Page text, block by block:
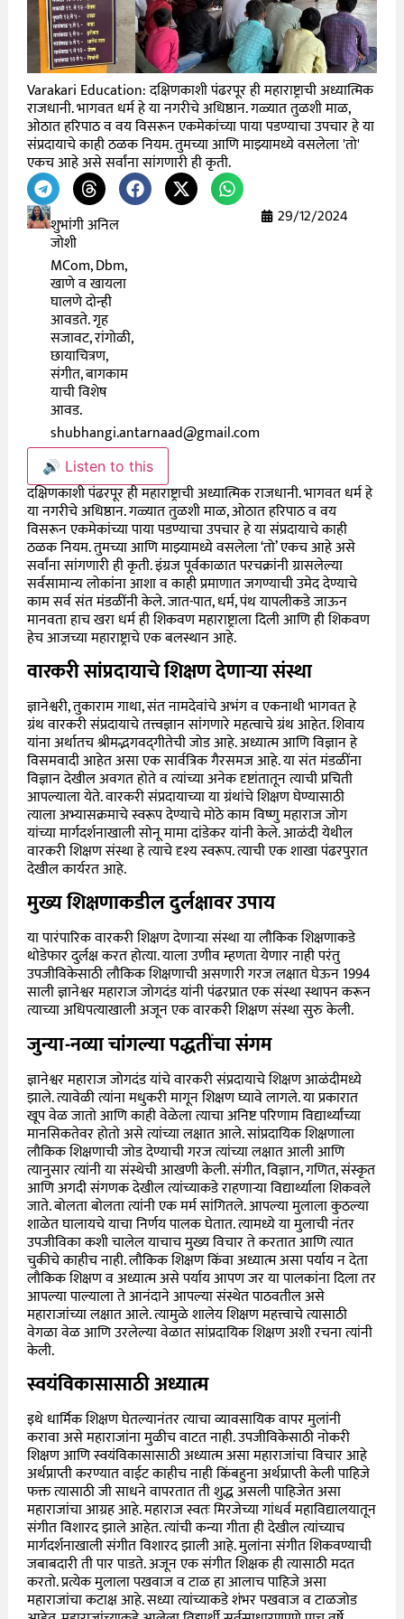
Varakari Education: दक्षिणकाशी पंढरपूर ही महाराष्ट्राची अध्यात्मिक
राजधानी. भागवत धर्म हे या नगरीचे अधिष्ठान. गळ्यात तुळशी माळ,
ओठात हरिपाठ व वय विसरून एकमेकांच्या पाया पडण्याचा उपचार हे या
संप्रदायाचे काही ठळक नियम. तुमच्या आणि माझ्यामध्ये वसलेला 'तो'
एकच आहे असे सर्वांना सांगणारी ही कृती.
शुभांगी अनिल
जोशी
MCom, Dbm,
खाणे व खायला
घालणे दोन्ही
आवडते. गृह
सजावट, रांगोळी,
छायाचित्रण,
संगीत, बागकाम
याची विशेष
आवड.
shubhangi.antarnaad@gmail.com
29/12/2024
🔊 Listen to this
दक्षिणकाशी पंढरपूर ही महाराष्ट्राची अध्यात्मिक राजधानी. भागवत धर्म हे
या नगरीचे अधिष्ठान. गळ्यात तुळशी माळ, ओठात हरिपाठ व वय
विसरून एकमेकांच्या पाया पडण्याचा उपचार हे या संप्रदायाचे काही
ठळक नियम. तुमच्या आणि माझ्यामध्ये वसलेला ‘तो’ एकच आहे असे
सर्वांना सांगणारी ही कृती. इंग्रज पूर्वकाळात परचक्रांनी ग्रासलेल्या
सर्वसामान्य लोकांना आशा व काही प्रमाणात जगण्याची उमेद देण्याचे
काम सर्व संत मंडळींनी केले. जात-पात, धर्म, पंथ यापलीकडे जाऊन
मानवता हाच खरा धर्म ही शिकवण महाराष्ट्राला दिली आणि ही शिकवण
हेच आजच्या महाराष्ट्राचे एक बलस्थान आहे.
वारकरी सांप्रदायाचे शिक्षण देणाऱ्या संस्था
ज्ञानेश्वरी, तुकाराम गाथा, संत नामदेवांचे अभंग व एकनाथी भागवत हे
ग्रंथ वारकरी संप्रदायाचे तत्त्वज्ञान सांगणारे महत्वाचे ग्रंथ आहेत. शिवाय
यांना अर्थातच श्रीम‌द्भगवद्‌‌गीतेची जोड आहे. अध्यात्म आणि विज्ञान हे
विसमवादी आहेत असा एक सार्वत्रिक गैरसमज आहे. या संत मंडळींना
विज्ञान देखील अवगत होते व त्यांच्या अनेक दृष्टांतातून त्याची प्रचिती
आपल्याला येते. वारकरी संप्रदायाच्या या ग्रंथांचे शिक्षण घेण्यासाठी
त्याला अभ्यासक्रमाचे स्वरूप देण्याचे मोठे काम विष्णु महाराज जोग
यांच्या मार्गदर्शनाखाली सोनू मामा दांडेकर यांनी केले. आळंदी येथील
वारकरी शिक्षण संस्था हे त्याचे दृश्य स्वरूप. त्याची एक शाखा पंढरपुरात
देखील कार्यरत आहे.
मुख्य शिक्षणाकडील दुर्लक्षावर उपाय
या पारंपारिक वारकरी शिक्षण देणाऱ्या संस्था या लौकिक शिक्षणाकडे
थोडेफार दुर्लक्ष करत होत्या. याला उणीव म्हणता येणार नाही परंतु
उपजीविकेसाठी लौकिक शिक्षणाची असणारी गरज लक्षात घेऊन 1994
साली ज्ञानेश्वर महाराज जोगदंड यांनी पंढरप्रात एक संस्था स्थापन करून
त्याच्या अधिपत्याखाली अजून एक वारकरी शिक्षण संस्था सुरु केली.
जुन्या-नव्या चांगल्या पद्धतींचा संगम
ज्ञानेश्वर महाराज जोगदंड यांचे वारकरी संप्रदायाचे शिक्षण आळंदीमध्ये
झाले. त्यावेळी त्यांना मधुकरी मागून शिक्षण घ्यावे लागले. या प्रकारात
खूप वेळ जातो आणि काही वेळेला त्याचा अनिष्ट परिणाम विद्यार्थ्यांच्या
मानसिकतेवर होतो असे त्यांच्या लक्षात आले. सांप्रदायिक शिक्षणाला
लौकिक शिक्षणाची जोड देण्याची गरज त्यांच्या लक्षात आली आणि
त्यानुसार त्यांनी या संस्थेची आखणी केली. संगीत, विज्ञान, गणित, संस्कृत
आणि अगदी संगणक देखील त्यांच्याकडे राहणाऱ्या विद्यार्थ्याला शिकवले
जाते. बोलता बोलता त्यांनी एक मर्म सांगितले. आपल्या मुलाला कुठल्या
शाळेत घालायचे याचा निर्णय पालक घेतात. त्यामध्ये या मुलाची नंतर
उपजीविका कशी चालेल याचाच मुख्य विचार ते करतात आणि त्यात
चुकीचे काहीच नाही. लौकिक शिक्षण किंवा अध्यात्म असा पर्याय न देता
लौकिक शिक्षण व अध्यात्म असे पर्याय आपण जर या पालकांना दिला तर
आपल्या पाल्याला ते आनंदाने आपल्या संस्थेत पाठवतील असे
महाराजांच्या लक्षात आले. त्यामुळे शालेय शिक्षण महत्त्वाचे त्यासाठी
वेगळा वेळ आणि उरलेल्या वेळात सांप्रदायिक शिक्षण अशी रचना त्यांनी
केली.
स्वयंविकासासाठी अध्यात्म
इथे धार्मिक शिक्षण घेतल्यानंतर त्याचा व्यावसायिक वापर मुलांनी
करावा असे महाराजांना मुळीच वाटत नाही. उपजीविकेसाठी नोकरी
शिक्षण आणि स्वयंविकासासाठी अध्यात्म असा महाराजांचा विचार आहे
अर्थप्राप्ती करण्यात वाईट काहीच नाही किंबहुना अर्थप्राप्ती केली पाहिजे
फक्त त्यासाठी जी साधने वापरतात ती शुद्ध असली पाहिजेत असा
महाराजांचा आग्रह आहे. महाराज स्वतः मिरजेच्या गांधर्व महावि‌द्यालयातून
संगीत विशारद झाले आहेत. त्यांची कन्या गीता ही देखील त्यांच्याच
मार्गदर्शनाखाली संगीत विशारद झाली आहे. मुलांना संगीत शिकवण्याची
जबाबदारी ती पार पाडते. अजून एक संगीत शिक्षक ही त्यासाठी मदत
करतो. प्रत्येक मुलाला पखवाज व टाळ हा आलाच पाहिजे असा
महाराजांचा कटाक्ष आहे. सध्या त्यांच्याकडे शंभर पखवाज व टाळजोड